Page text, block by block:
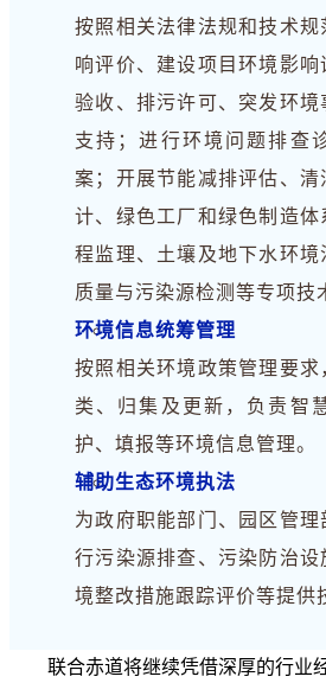
按照相关法律法规和技术
响评价、建设项目环境影
验收、排污许可、突发环
支持；进行环境问题排查
案；开展节能减排评估、清
计、绿色工厂和绿色制造体
程监理、土壤及地下水环境
质量与污染源检测等专项技
环境信息统筹管理
按照相关环境政策管理要求
类、归集及更新，负责智
护、填报等环境信息管理。
辅助生态环境执法
为政府职能部门、园区管
行污染源排查、污染防治设
境整改措施跟踪评价等提供
联合赤道将继续凭借深厚的行业